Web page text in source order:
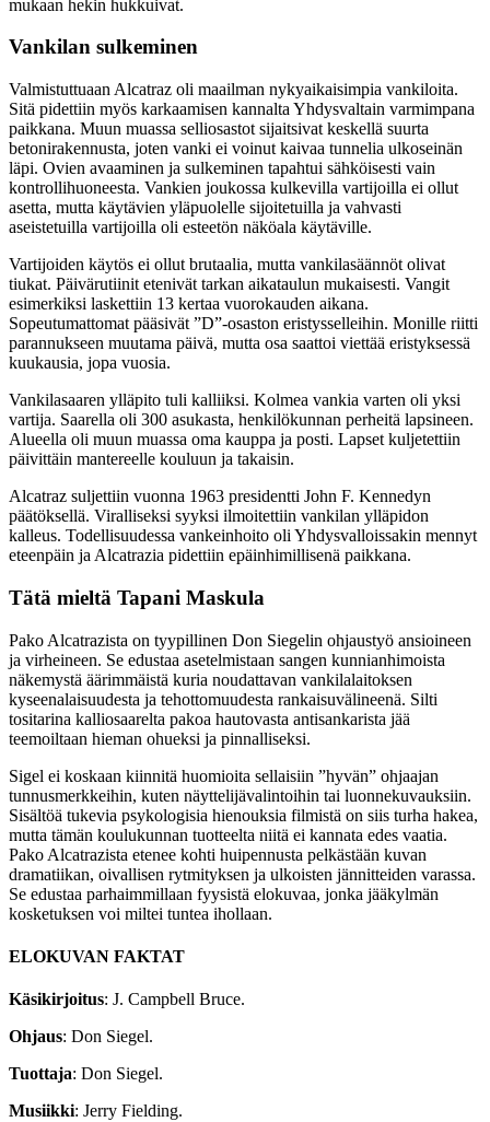
mukaan hekin hukkuivat.
Vankilan sulkeminen
Valmistuttuaan Alcatraz oli maailman nykyaikaisimpia vankiloita.
Sitä pidettiin myös karkaamisen kannalta Yhdysvaltain varmimpana
paikkana. Muun muassa selliosastot sijaitsivat keskellä suurta
betonirakennusta, joten vanki ei voinut kaivaa tunnelia ulkoseinän
läpi. Ovien avaaminen ja sulkeminen tapahtui sähköisesti vain
kontrollihuoneesta. Vankien joukossa kulkevilla vartijoilla ei ollut
asetta, mutta käytävien yläpuolelle sijoitetuilla ja vahvasti
aseistetuilla vartijoilla oli esteetön näköala käytäville.
Vartijoiden käytös ei ollut brutaalia, mutta vankilasäännöt olivat
tiukat. Päivärutiinit etenivät tarkan aikataulun mukaisesti. Vangit
esimerkiksi laskettiin 13 kertaa vuorokauden aikana.
Sopeutumattomat pääsivät ”D”-osaston eristysselleihin. Monille riitti
parannukseen muutama päivä, mutta osa saattoi viettää eristyksessä
kuukausia, jopa vuosia.
Vankilasaaren ylläpito tuli kalliiksi. Kolmea vankia varten oli yksi
vartija. Saarella oli 300 asukasta, henkilökunnan perheitä lapsineen.
Alueella oli muun muassa oma kauppa ja posti. Lapset kuljetettiin
päivittäin mantereelle kouluun ja takaisin.
Alcatraz suljettiin vuonna 1963 presidentti John F. Kennedyn
päätöksellä. Viralliseksi syyksi ilmoitettiin vankilan ylläpidon
kalleus. Todellisuudessa vankeinhoito oli Yhdysvalloissakin mennyt
eteenpäin ja Alcatrazia pidettiin epäinhimillisenä paikkana.
Tätä mieltä Tapani Maskula
Pako Alcatrazista on tyypillinen Don Siegelin ohjaustyö ansioineen
ja virheineen. Se edustaa asetelmistaan sangen kunnianhimoista
näkemystä äärimmäistä kuria noudattavan vankilalaitoksen
kyseenalaisuudesta ja tehottomuudesta rankaisuvälineenä. Silti
tositarina kalliosaarelta pakoa hautovasta antisankarista jää
teemoiltaan hieman ohueksi ja pinnalliseksi.
Sigel ei koskaan kiinnitä huomioita sellaisiin ”hyvän” ohjaajan
tunnusmerkkeihin, kuten näyttelijävalintoihin tai luonnekuvauksiin.
Sisältöä tukevia psykologisia hienouksia filmistä on siis turha hakea,
mutta tämän koulukunnan tuotteelta niitä ei kannata edes vaatia.
Pako Alcatrazista etenee kohti huipennusta pelkästään kuvan
dramatiikan, oivallisen rytmityksen ja ulkoisten jännitteiden varassa.
Se edustaa parhaimmillaan fyysistä elokuvaa, jonka jääkylmän
kosketuksen voi miltei tuntea ihollaan.
ELOKUVAN FAKTAT
Käsikirjoitus: J. Campbell Bruce.
Ohjaus: Don Siegel.
Tuottaja: Don Siegel.
Musiikki: Jerry Fielding.